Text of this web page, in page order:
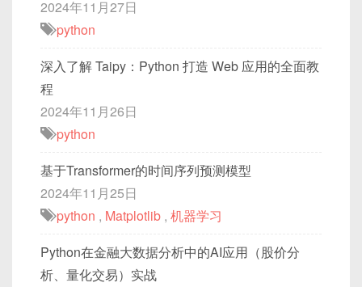
2024年11月27日
python
深入了解 Taipy：Python 打造 Web 应用的全面教
程
2024年11月26日
python
基于Transformer的时间序列预测模型
2024年11月25日
python , Matplotlib , 机器学习
Python在金融大数据分析中的AI应用（股价分
析、量化交易）实战